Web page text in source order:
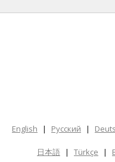
English | Русский |
日本語 | Türkçe |